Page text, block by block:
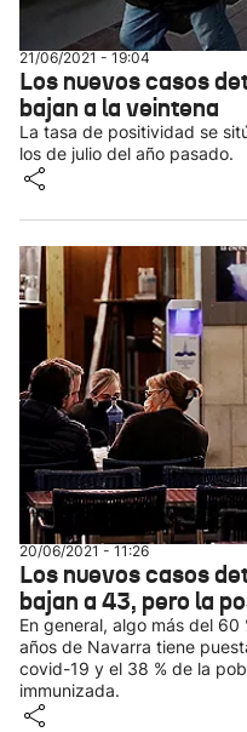
21/06/2021 - 19:04
Los nuevos casos
bajan a la veintena
La tasa de positividad se
los de julio del año pasado.
20/06/2021 - 11:26
Los nuevos casos
bajan a 43, pero la
En general, algo más del
años de Navarra tiene
covid-19 y el 38 % de la
immunizada.